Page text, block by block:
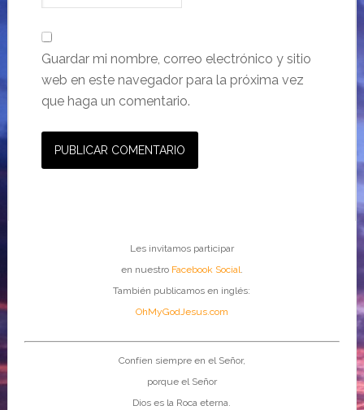
Guardar mi nombre, correo electrónico y sitio
web en este navegador para la próxima vez
que haga un comentario.
Les invitamos participar
en nuestro Facebook Social.
También publicamos en inglés:
OhMyGodJesus.com
Confíen siempre en el Señor,
porque el Señor
Dios es la Roca eterna.